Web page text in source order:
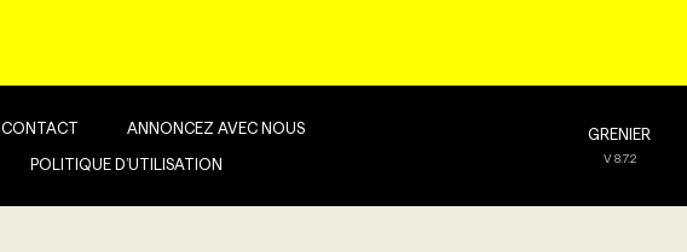
CONTACT ANNONCEZ AVEC NOUS
POLITIQUE D’UTILISATION
GRENIER
V8.7.2